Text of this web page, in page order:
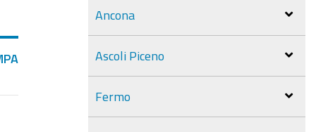
Ancona
Ascoli Piceno
Fermo